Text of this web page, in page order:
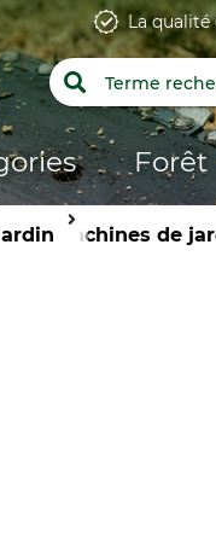
La qualité
Forêt
Machines de